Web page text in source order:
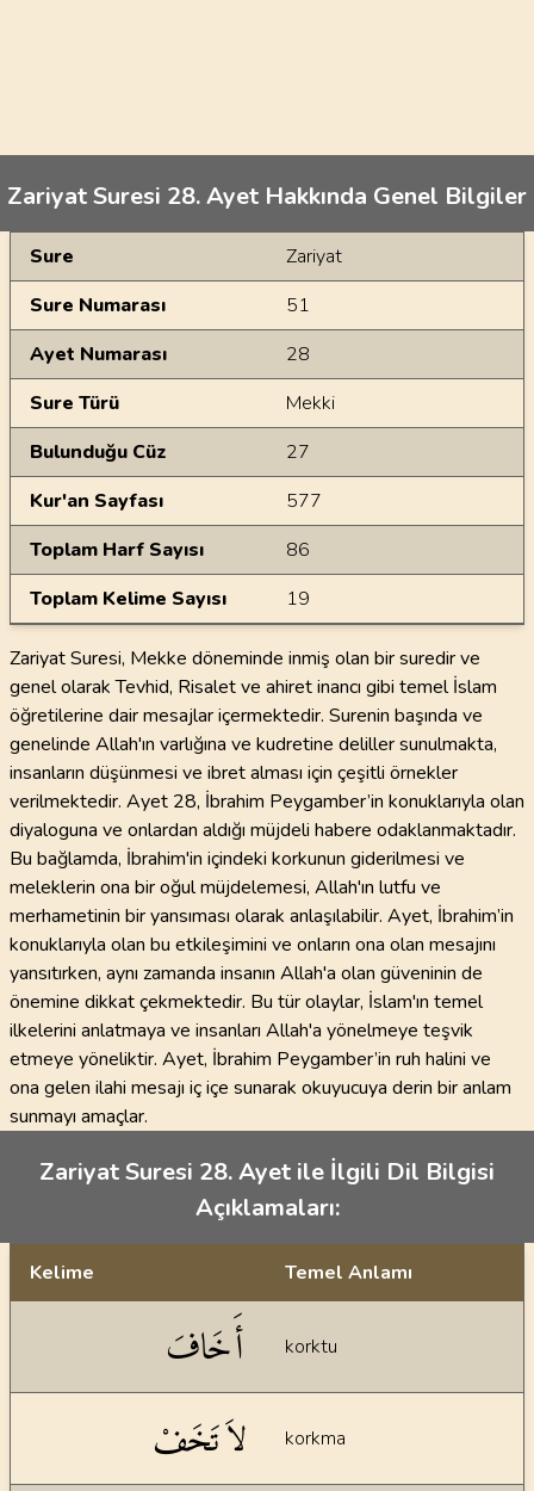
Zariyat Suresi 28. Ayet Hakkında Genel Bilgiler
Genel Bilgiler
Sure
Zariyat
Sure Numarası
51
Ayet Numarası
28
Sure Türü
Mekki
Bulunduğu Cüz
27
Kur'an Sayfası
577
Toplam Harf Sayısı
86
Toplam Kelime Sayısı
19
Zariyat Suresi, Mekke döneminde inmiş olan bir suredir ve
genel olarak Tevhid, Risalet ve ahiret inancı gibi temel İslam
öğretilerine dair mesajlar içermektedir. Surenin başında ve
genelinde Allah'ın varlığına ve kudretine deliller sunulmakta,
insanların düşünmesi ve ibret alması için çeşitli örnekler
verilmektedir. Ayet 28, İbrahim Peygamber’in konuklarıyla olan
diyaloguna ve onlardan aldığı müjdeli habere odaklanmaktadır.
Bu bağlamda, İbrahim'in içindeki korkunun giderilmesi ve
meleklerin ona bir oğul müjdelemesi, Allah'ın lutfu ve
merhametinin bir yansıması olarak anlaşılabilir. Ayet, İbrahim’in
konuklarıyla olan bu etkileşimini ve onların ona olan mesajını
yansıtırken, aynı zamanda insanın Allah'a olan güveninin de
önemine dikkat çekmektedir. Bu tür olaylar, İslam'ın temel
ilkelerini anlatmaya ve insanları Allah'a yönelmeye teşvik
etmeye yöneliktir. Ayet, İbrahim Peygamber’in ruh halini ve
ona gelen ilahi mesajı iç içe sunarak okuyucuya derin bir anlam
sunmayı amaçlar.
Zariyat Suresi 28. Ayet ile İlgili Dil Bilgisi
Açıklamaları:
Kelime Temel Anlamı
أَخَافَ korktu
لاَ تَخَفْ korkma